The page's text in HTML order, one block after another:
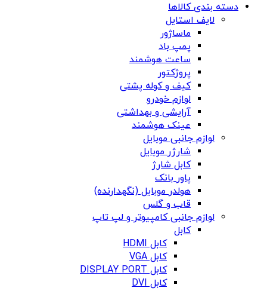
دسته بندی کالاها
لایف استایل
ماساژور
پمپ باد
ساعت هوشمند
پروژکتور
کیف و کوله پشتی
لوازم خودرو
آرایشی و بهداشتی
عینک هوشمند
لوازم جانبی موبایل
شارژر موبایل
کابل شارژ
پاور بانک
هولدر موبایل (نگهدارنده)
قاب و گلس
لوازم جانبی کامپیوتر و لپ تاپ
کابل
کابل HDMI
کابل VGA
کابل DISPLAY PORT
کابل DVI